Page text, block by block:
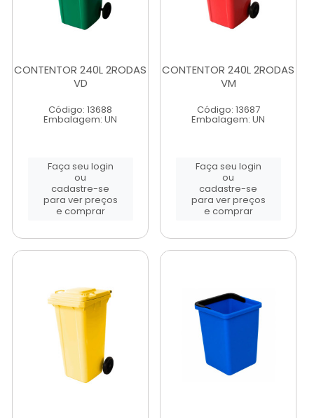
CONTENTOR 240L 2RODAS
VD
Código: 13688
Embalagem: UN
Faça seu login
ou
cadastre-se
para ver preços
e comprar
CONTENTOR 240L 2RODAS
VM
Código: 13687
Embalagem: UN
Faça seu login
ou
cadastre-se
para ver preços
e comprar